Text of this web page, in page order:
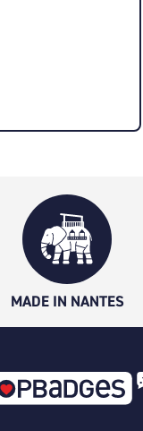
MADE IN NANTES